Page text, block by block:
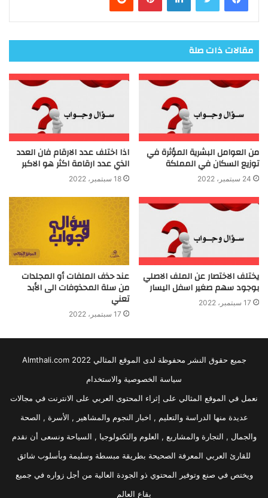
مقالات ذات صلة
من العوامل البشرية المؤثرة في
توزيع السكان في المملكة
24 سبتمبر، 2022
اذا اختلف عدد الارقام فان العدد
الذي عدد ارقامة اكثر هو الاكبر
18 سبتمبر، 2022
يختلف الاختصار عن الملف الاصلي
بوجود سهم صغير اسفل اليسار
17 سبتمبر، 2022
عند حذف الملفات أو المجلدات
من سلة المحذوفات الى الأبد
تعني
17 سبتمبر، 2022
جميع حقوق النشر محفوظة لدى الموقع المثالي 2022 Almthali.com
سياسة الخصوصية والاستخدام
نعمل في الموقع المثالي على إثراء المحتوى العربي على الانترنت في مجالات
عديدة منها الدراسة والتعليم , اخبار النجوم والمشاهير , الأسرة , الصحة
والجمال , التجارة والمشاريع , العلوم والتكنولوجيا , السياحة ونسعى أن نقدم
للقارئ العربي المعرفة الصحيحة بطريقة مبسطة وسليمة وبأسلوب شائق
ويختص في صنع وتوفير المحتوي ذو الجودة العالية من أجل زواره في جميع
بقاع العالم